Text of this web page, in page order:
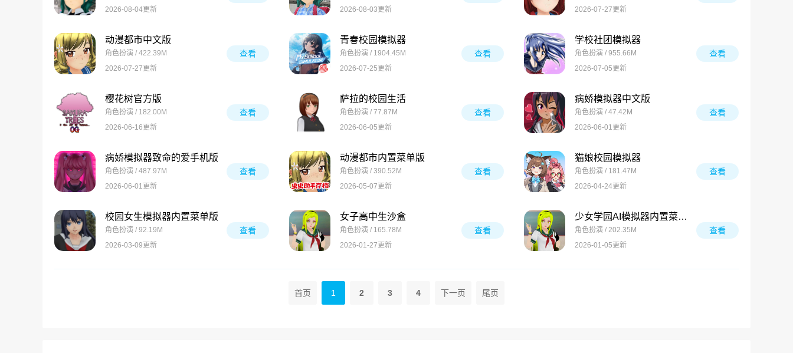
2026-08-04更新
2026-08-03更新
2026-07-27更新
动漫都市中文版
角色扮演 / 422.39M
2026-07-27更新
查看
青春校园模拟器
角色扮演 / 1904.45M
2026-07-25更新
查看
学校社团模拟器
角色扮演 / 955.66M
2026-07-05更新
查看
樱花树官方版
角色扮演 / 182.00M
2026-06-16更新
查看
萨拉的校园生活
角色扮演 / 77.87M
2026-06-05更新
查看
病娇模拟器中文版
角色扮演 / 47.42M
2026-06-01更新
查看
病娇模拟器致命的爱手机版
角色扮演 / 487.97M
2026-06-01更新
查看
动漫都市内置菜单版
角色扮演 / 390.52M
2026-05-07更新
查看
猫娘校园模拟器
角色扮演 / 181.47M
2026-04-24更新
查看
校园女生模拟器内置菜单版
角色扮演 / 92.19M
2026-03-09更新
查看
女子高中生沙盒
角色扮演 / 165.78M
2026-01-27更新
查看
少女学园AI模拟器内置菜单版
角色扮演 / 202.35M
2026-01-05更新
查看
首页 1 2 3 4 下一页 尾页